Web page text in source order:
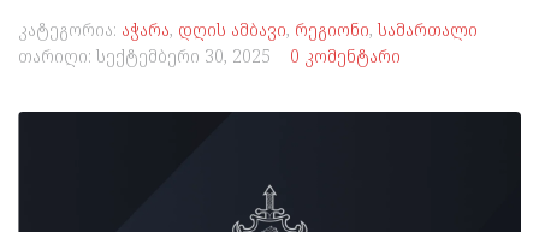
კატეგორია: აჭარა, დღის ამბავი, რეგიონი, სამართალი
თარიღი: სექტემბერი 30, 2025 0 კომენტარი